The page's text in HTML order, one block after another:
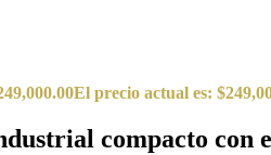
El precio actual es:
compacto con